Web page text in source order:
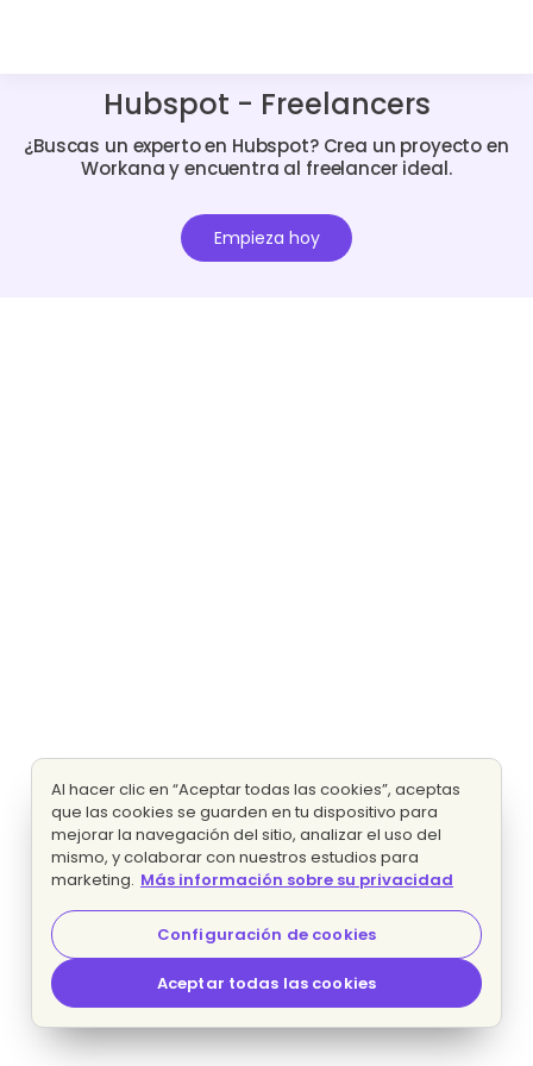
Hubspot - Freelancers
¿Buscas un experto en Hubspot? Crea un proyecto en
Workana y encuentra al freelancer ideal.
Empieza hoy
Al hacer clic en “Aceptar todas las cookies”, aceptas
que las cookies se guarden en tu dispositivo para
mejorar la navegación del sitio, analizar el uso del
mismo, y colaborar con nuestros estudios para
marketing. Más información sobre su privacidad
Configuración de cookies
Aceptar todas las cookies